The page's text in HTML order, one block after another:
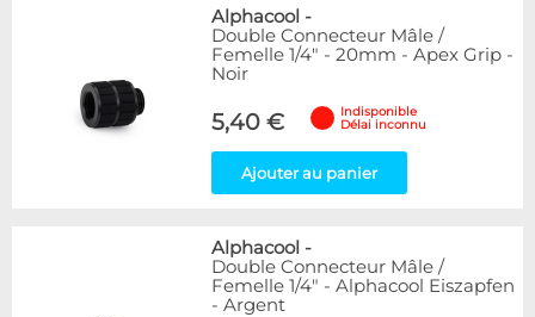
Alphacool -
Double Connecteur Mâle /
Femelle 1/4" - 20mm - Apex Grip -
Noir
5,40 €
Indisponible
Délai inconnu
Ajouter au panier
Alphacool -
Double Connecteur Mâle /
Femelle 1/4" - Alphacool Eiszapfen
- Argent